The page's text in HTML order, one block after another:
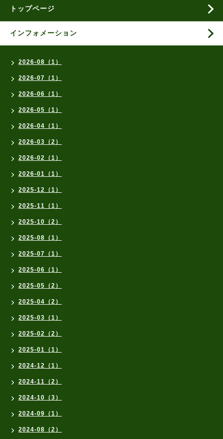
トップページ
インフォメーション
2026-08（1）
2026-07（1）
2026-06（1）
2026-05（1）
2026-04（1）
2026-03（2）
2026-02（1）
2026-01（1）
2025-12（1）
2025-11（1）
2025-10（2）
2025-08（1）
2025-07（1）
2025-06（1）
2025-05（2）
2025-04（2）
2025-03（1）
2025-02（2）
2025-01（1）
2024-12（1）
2024-11（2）
2024-10（3）
2024-09（1）
2024-08（2）